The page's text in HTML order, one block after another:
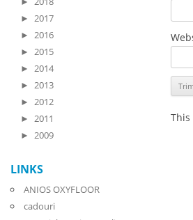
► 2017
► 2016
► 2015
► 2014
► 2013
► 2012
► 2011
► 2009
LINKS
ANIOS OXYFLOOR
cadouri